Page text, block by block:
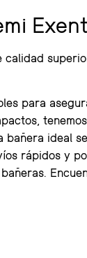
para
ideal
rápidos y